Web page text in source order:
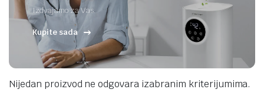
Izdvajamo za Vas.
Kupite sada
Nijedan proizvod ne odgovara izabranim kriterijumima.